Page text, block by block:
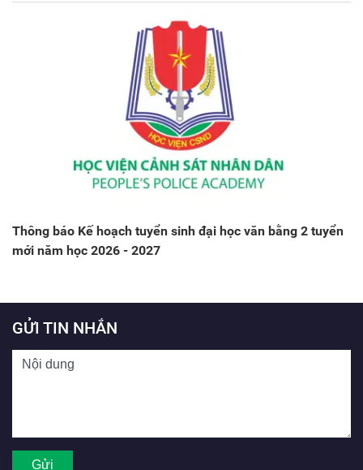
Thông báo Kế hoạch tuyển sinh đại học văn bằng 2 tuyển
mới năm học 2026 - 2027
GỬI TIN NHẮN